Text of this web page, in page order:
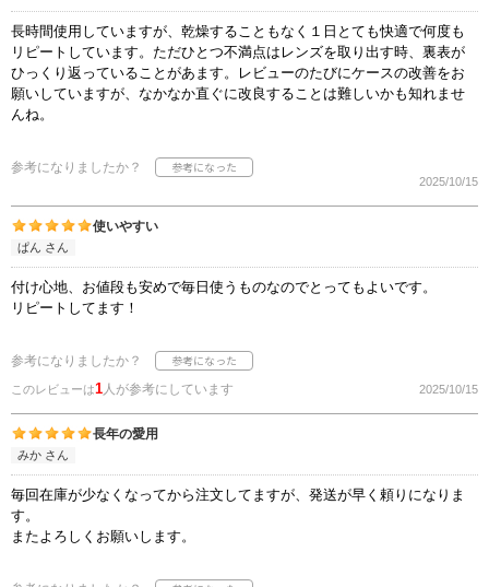
長時間使用していますが、乾燥することもなく１日とても快適で何度も
リピートしています。ただひとつ不満点はレンズを取り出す時、裏表が
ひっくり返っていることがあます。レビューのたびにケースの改善をお
願いしていますが、なかなか直ぐに改良することは難しいかも知れませ
んね。
参考になりましたか？
2025/10/15
使いやすい
ぱん さん
付け心地、お値段も安めで毎日使うものなのでとってもよいです。
リピートしてます！
参考になりましたか？
このレビューは1人が参考にしています 2025/10/15
長年の愛用
みか さん
毎回在庫が少なくなってから注文してますが、発送が早く頼りになりま
す。
またよろしくお願いします。